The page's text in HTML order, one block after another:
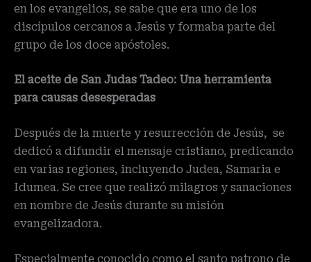
en los evangelios, se sabe que era uno de los
discípulos cercanos a Jesús y formaba parte del
grupo de los doce apóstoles.
El aceite de San Judas Tadeo: Una herramienta
para causas desesperadas
Después de la muerte y resurrección de Jesús, se
dedicó a difundir el mensaje cristiano, predicando
en varias regiones, incluyendo Judea, Samaria e
Idumea. Se cree que realizó milagros y sanaciones
en nombre de Jesús durante su misión
evangelizadora.
Especialmente conocido como el santo patrono de